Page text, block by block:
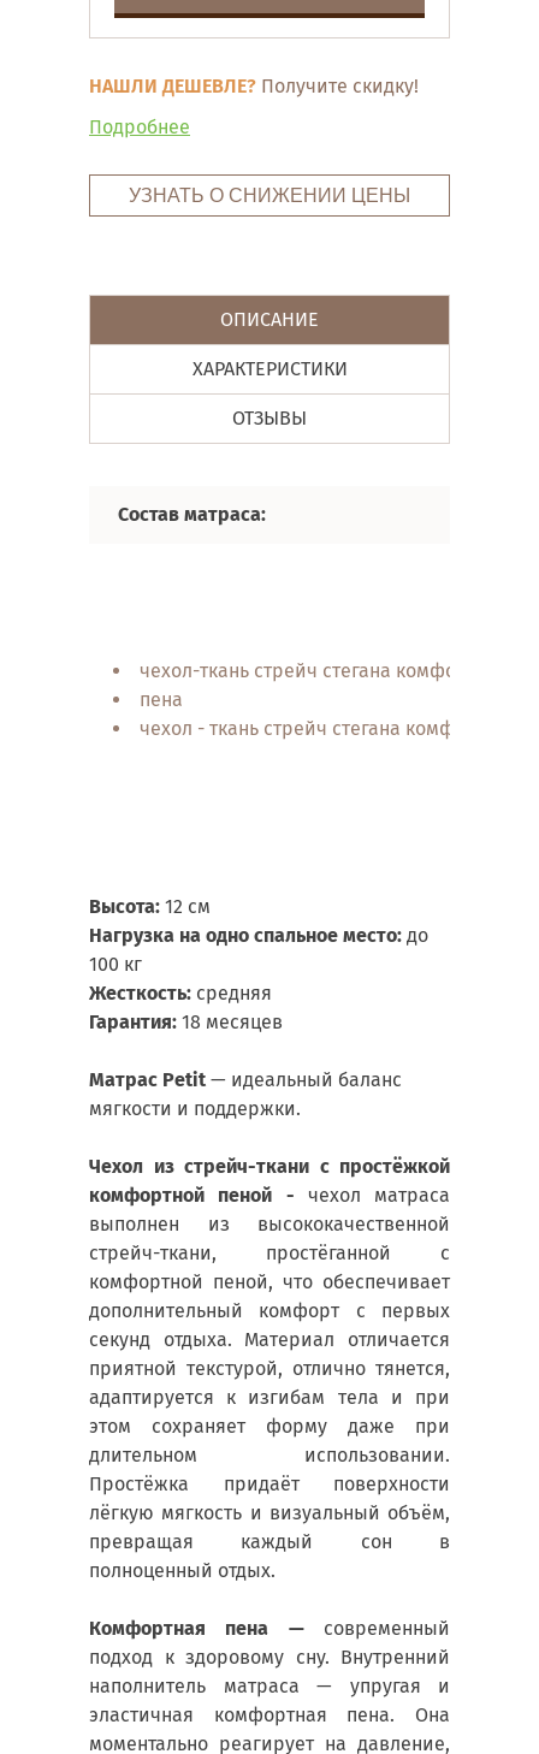
НАШЛИ ДЕШЕВЛЕ? Получите скидку!
Подробнее
УЗНАТЬ О СНИЖЕНИИ ЦЕНЫ
ОПИСАНИЕ
ХАРАКТЕРИСТИКИ
ОТЗЫВЫ
Состав матраса:
чехол-ткань стрейч стегана комфортной
пена
чехол - ткань стрейч стегана
Высота: 12 см
Нагрузка на одно спальное место: до
100 кг
Жесткость: средняя
Гарантия: 18 месяцев
Матрас Petit — идеальный баланс
мягкости и поддержки.
Чехол из стрейч-ткани с простёжкой
комфортной пеной - чехол матраса
выполнен из высококачественной
стрейч-ткани, простёганной с
комфортной пеной, что обеспечивает
дополнительный комфорт с первых
секунд отдыха. Материал отличается
приятной текстурой, отлично тянется,
адаптируется к изгибам тела и при
этом сохраняет форму даже при
длительном использовании.
Простёжка придаёт поверхности
лёгкую мягкость и визуальный объём,
превращая каждый сон в
полноценный отдых.
Комфортная пена — современный
подход к здоровому сну. Внутренний
наполнитель матраса — упругая и
эластичная комфортная пена. Она
моментально реагирует на давление,